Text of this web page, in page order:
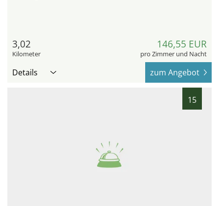
3,02
Kilometer
146,55 EUR
pro Zimmer und Nacht
Details zum Angebot
15